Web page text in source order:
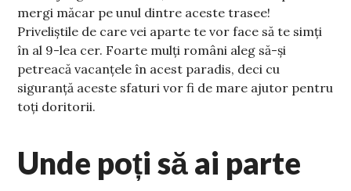
mergi măcar pe unul dintre aceste trasee!
Priveliștile de care vei aparte te vor face să te simți
în al 9-lea cer. Foarte mulți români aleg să-și
petreacă vacanțele în acest paradis, deci cu
siguranță aceste sfaturi vor fi de mare ajutor pentru
toți doritorii.
Unde poți să ai parte